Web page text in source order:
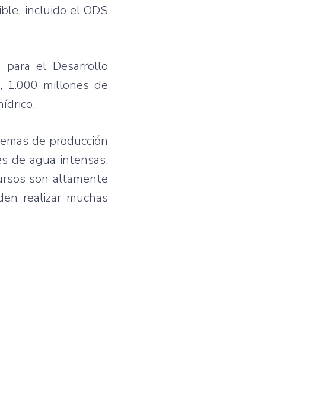
incluido el ODS
el Desarrollo
1.000 millones de
de producción
de agua intensas,
son altamente
realizar muchas